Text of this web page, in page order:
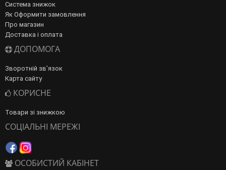
Система знижок
Як Оформити замовлення
Про магазин
Доставка і оплата
ДОПОМОГА
Зворотній зв’язок
Карта сайту
КОРИСНЕ
Товари зі знижкою
СОЦІАЛЬНІ МЕРЕЖІ
ОСОБИСТИЙ КАБІНЕТ